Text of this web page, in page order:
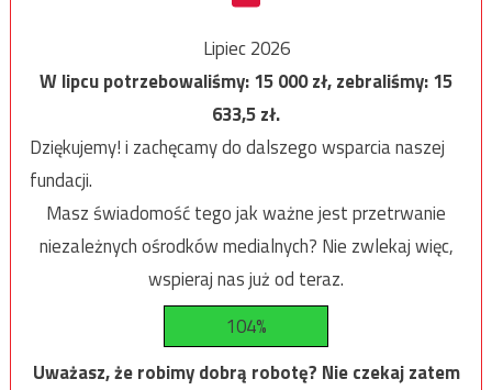
Lipiec 2026
W lipcu potrzebowaliśmy:15 000zł, zebraliśmy:15
633,5zł.
Dziękujemy! i zachęcamy do dalszego wsparcia naszej
fundacji.
Masz świadomość tego jak ważne jest przetrwanie
niezależnych ośrodków medialnych? Nie zwlekaj więc,
wspieraj nas już od teraz.
104%
Uważasz, że robimy dobrą robotę? Nie czekaj zatem